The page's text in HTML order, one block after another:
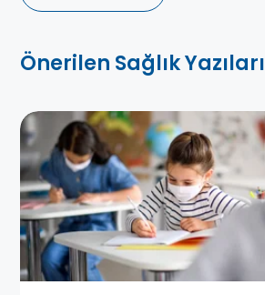
Önerilen Sağlık Yazıları